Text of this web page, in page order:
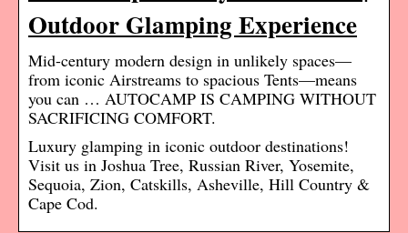
Outdoor Glamping Experience
Mid-century modern design in unlikely spaces—
from iconic Airstreams to spacious Tents—means
you can … AUTOCAMP IS CAMPING WITHOUT
SACRIFICING COMFORT.
Luxury glamping in iconic outdoor destinations!
Visit us in Joshua Tree, Russian River, Yosemite,
Sequoia, Zion, Catskills, Asheville, Hill Country &
Cape Cod.